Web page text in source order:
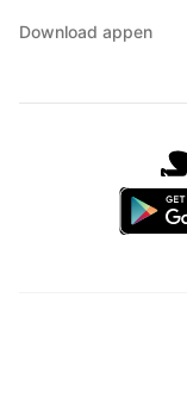
Download appen